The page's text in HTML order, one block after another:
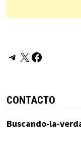
Telegram
X Facebook
CONTACTO
Buscando-la-